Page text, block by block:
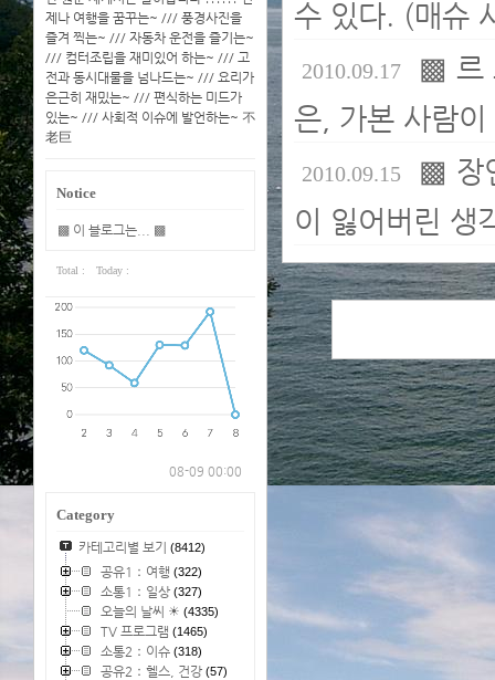
제나 여행을 꿈꾸는~ /// 풍경사진을
즐겨 찍는~ /// 자동차 운전을 즐기는~
/// 컴터조립을 재미있어 하는~ /// 고
전과 동시대물을 넘나드는~ /// 요리가
은근히 재밌는~ /// 편식하는 미드가
있는~ /// 사회적 이슈에 발언하는~ 不
老巨
Notice
▩ 이 블로그는... ▩
Total : Today :
08-09 00:00
Category
카테고리별 보기 (8412)
공유1：여행 (322)
소통1：일상 (327)
오늘의 날씨 ☀ (4335)
TV 프로그램 (1465)
소통2：이슈 (318)
공유2：헬스, 건강 (57)
수 있다. (매슈
2010.09.17 ▩ 르
은, 가본 사람
2010.09.15 ▩ 장
이 잃어버린 생